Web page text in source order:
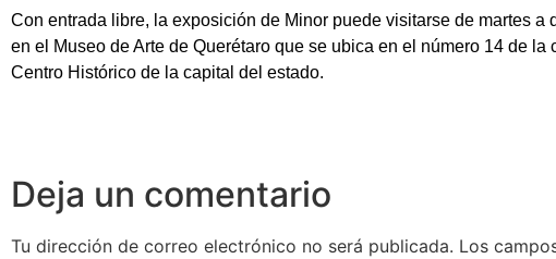
Con entrada libre, la exposición de Minor puede visitarse de martes a
en el Museo de Arte de Querétaro que se ubica en el número 14 de la
Centro Histórico de la capital del estado.
Deja un comentario
Tu dirección de correo electrónico no será publicada. Los